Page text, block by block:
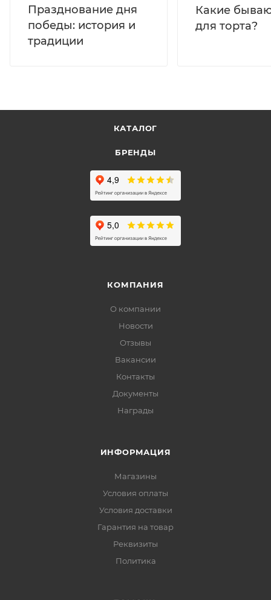
Празднование дня
победы: история и
традиции
Какие
для торта?
КАТАЛОГ
БРЕНДЫ
КОМПАНИЯ
О компании
Новости
Отзывы
Вакансии
Контакты
Документы
Награды
ИНФОРМАЦИЯ
Магазины
Условия оплаты
Условия доставки
Гарантия на товар
Реквизиты
Политика